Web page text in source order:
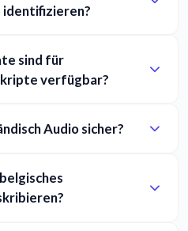
identifizieren?
sind für
verfügbar?
Audio sicher?